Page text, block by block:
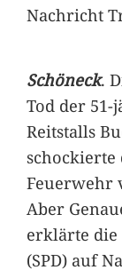
Nachricht
Schöneck.
Tod der
Reitstalls
schockierte
Feuerwehr
Aber
erklärte die
(SPD) auf